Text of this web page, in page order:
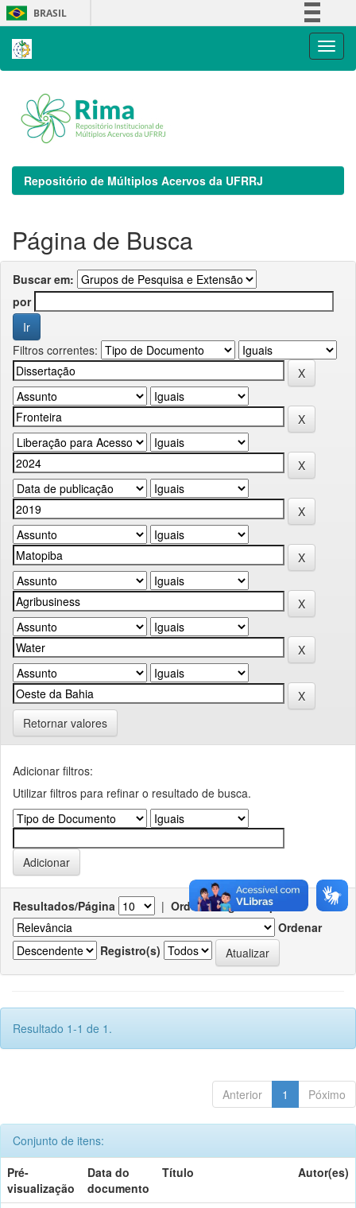
Skip
navigation
BRASIL
Repositório de Múltiplos Acervos da UFRRJ
Página de Busca
Buscar em:
por
Filtros correntes:
Retornar valores
Adicionar filtros:
Utilizar filtros para refinar o resultado de busca.
Resultados/Página | Ordenar registros por
Ordenar
Registro(s)
Resultado 1-1 de 1.
Anterior 1 Póximo
Conjunto de itens:
Pré-
visualização
Data do
documento
Título Autor(es)